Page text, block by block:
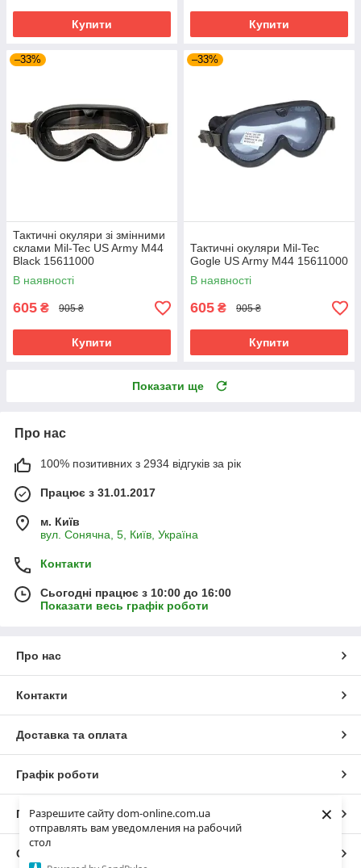
Разрешите сайту dom-online.com.ua
отправлять вам уведомления на рабочий
стол
×
Купити Купити
–33%
Тактичні окуляри зі змінними
склами Mil-Tec US Army M44
Black 15611000
В наявності
605 ₴ 905 ₴
Купити
–33%
Тактичні окуляри Mil-Tec
Gogle US Army M44 15611000
В наявності
605 ₴ 905 ₴
Купити
Показати ще
Про нас
100% позитивних з 2934 відгуків за рік
Працює з 31.01.2017
м. Київ
вул. Сонячна, 5, Київ, Україна
Контакти
Сьогодні працює з 10:00 до 16:00
Показати весь графік роботи
Про нас
Контакти
Доставка та оплата
Графік роботи
Повна версія сайту
Сайт створено на маркетплейсі